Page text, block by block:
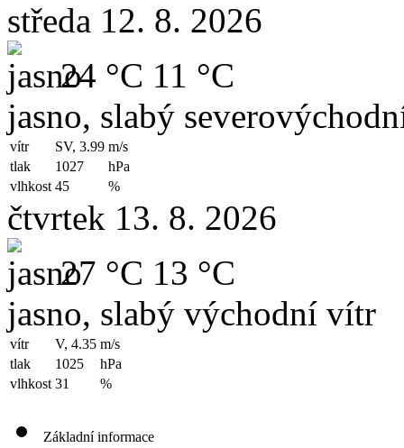
středa 12. 8. 2026
24 °C 11 °C
jasno, slabý
vítr SV, 3.99 m/s
tlak
1027
hPa
vlhkost 45 %
čtvrtek 13. 8. 2026
27 °C 13 °C
jasno, slabý východní vítr
vítr V, 4.35 m/s
tlak
1025
hPa
vlhkost 31 %
Základní informace